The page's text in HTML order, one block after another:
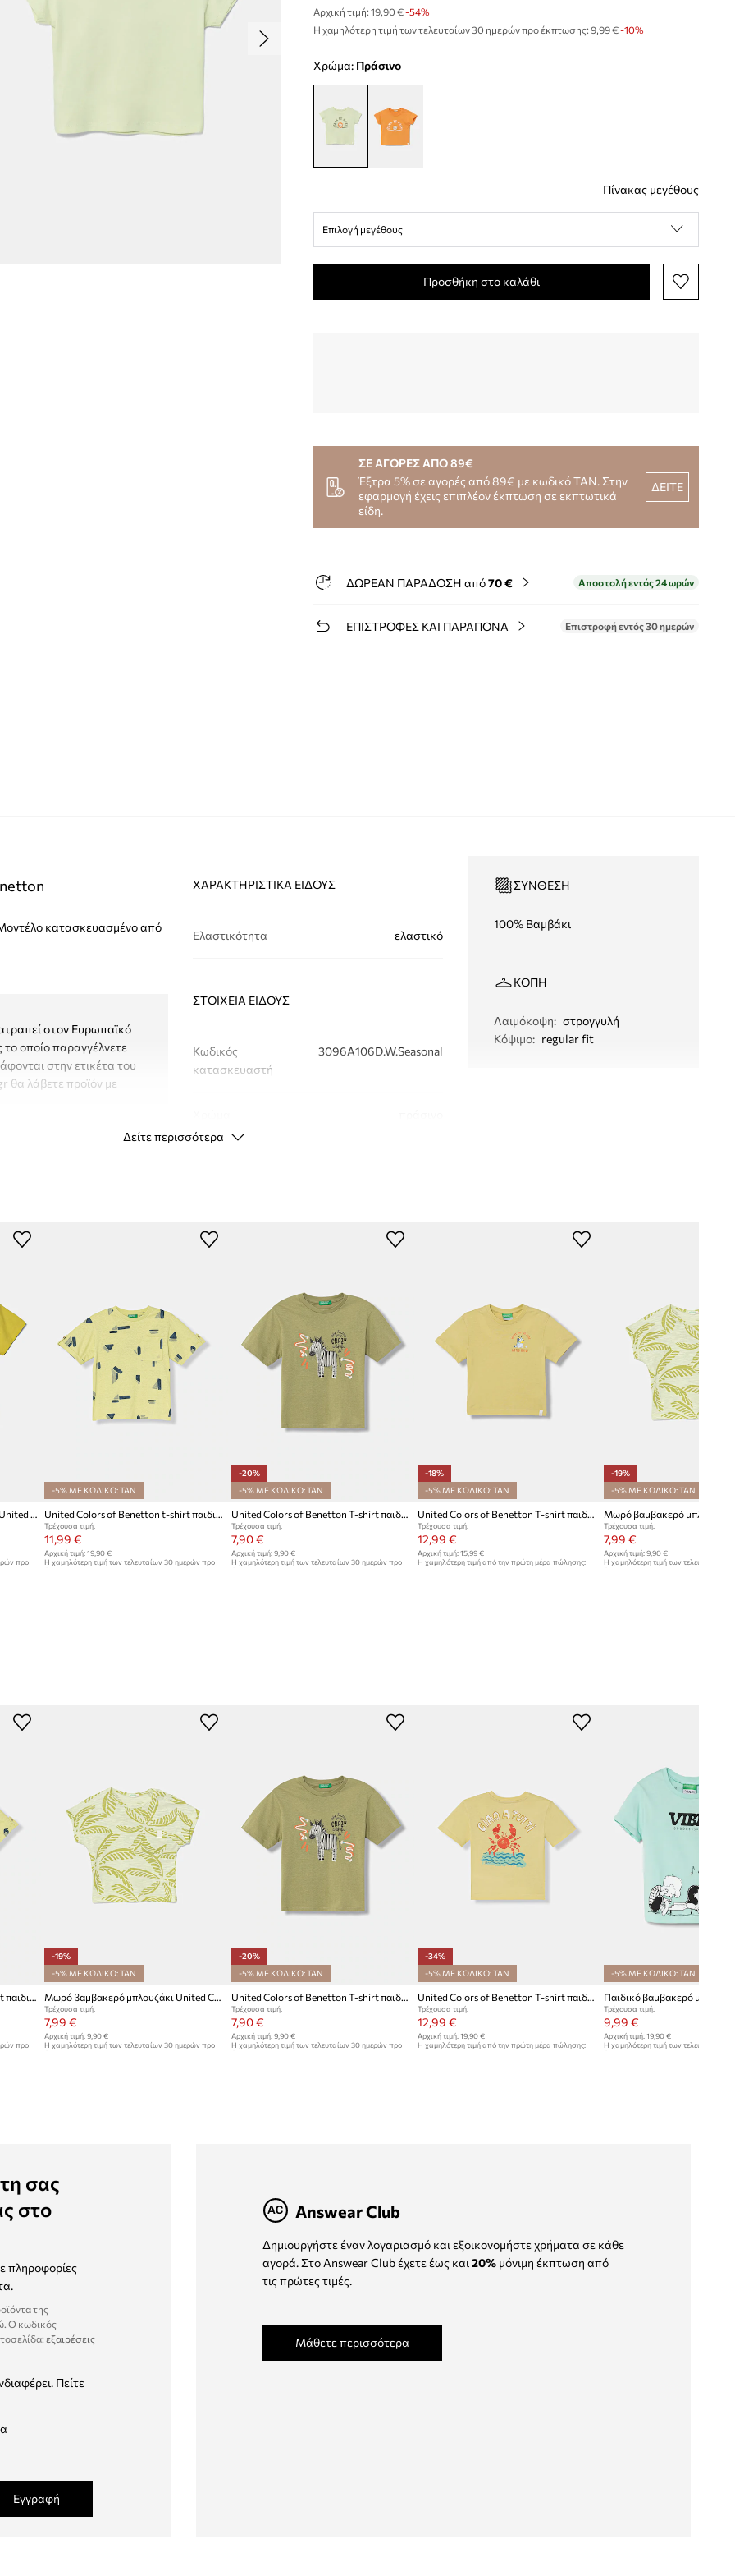
Αρχική τιμή: 19,90 €-54%
Η χαμηλότερη τιμή των τελευταίων 30 ημερών προ έκπτωσης: 9,99 € -10%
Χρώμα: πράσινο
Πίνακας μεγέθους
Επιλογή μεγέθους
Προσθήκη στο καλάθι
ΣΕ ΑΓΟΡΕΣ ΑΠΟ 89€
Έξτρα 5% σε αγορές από 89€ με κωδικό TAN. Στην
εφαρμογή έχεις επιπλέον έκπτωση σε εκπτωτικά
είδη.
ΔΕΙΤΕ
ΔΩΡΕΑΝ ΠΑΡΑΔΟΣΗ από70 € Αποστολή εντός 24 ωρών
ΕΠΙΣΤΡΟΦΕΣ ΚΑΙ ΠΑΡΑΠΟΝΑ Επιστροφή εντός 30 ημερών
κατασκευασμένο από
στον Ευρωπαϊκό
οποίο παραγγέλνετε
στην ετικέτα του
θα λάβετε προϊόν με
χημικές ουσίες (όπως
ΧΑΡΑΚΤΗΡΙΣΤΙΚΆ ΕΊΔΟΥΣ
Ελαστικότητα ελαστικό
ΣΤΟΙΧΕΊΑ ΕΊΔΟΥΣ
Κωδικός
κατασκευαστή
3096A106D.W.Seasonal
ΣΎΝΘΕΣΗ
100% Βαμβάκι
ΚΟΠΉ
Λαιμόκοψη: στρογγυλή
Κόψιμο: regular fit
Δείτε περισσότερα
Παιδικό βαμβακερό μπλουζάκι United Colors of Benetton
προ
-5% ΜΕ ΚΩΔΙΚΟ: TAN
United Colors of Benetton t-shirt παιδικό με βαμβάκι
Τρέχουσα τιμή:
11,99 €
Αρχική τιμή: 19,90 €
Η χαμηλότερη τιμή των τελευταίων 30 ημερών προ
-20%
-5% ΜΕ ΚΩΔΙΚΟ: TAN
United Colors of Benetton T-shirt παιδικό βαμβακερό
Τρέχουσα τιμή:
7,90 €
Αρχική τιμή: 9,90 €
Η χαμηλότερη τιμή των τελευταίων 30 ημερών προ
-18%
-5% ΜΕ ΚΩΔΙΚΟ: TAN
United Colors of Benetton T-shirt παιδικό βαμβακερό
Τρέχουσα τιμή:
12,99 €
Αρχική τιμή:15,99 €
Η χαμηλότερη τιμή από την πρώτη μέρα πώλησης:
-19%
-5% ΜΕ ΚΩΔΙΚΟ: TAN
Τρέχουσα τιμή:
7,99 €
Αρχική τιμή: 9,90 €
Η χαμηλότερη τιμή των τελευταίων
προ
-19%
-5% ΜΕ ΚΩΔΙΚΟ: TAN
Τρέχουσα τιμή:
7,99 €
Αρχική τιμή: 9,90 €
Η χαμηλότερη τιμή των τελευταίων 30 ημερών προ
-20%
-5% ΜΕ ΚΩΔΙΚΟ: TAN
United Colors of Benetton T-shirt παιδικό βαμβακερό
Τρέχουσα τιμή:
7,90 €
Αρχική τιμή: 9,90 €
Η χαμηλότερη τιμή των τελευταίων 30 ημερών προ
-34%
-5% ΜΕ ΚΩΔΙΚΟ: TAN
United Colors of Benetton T-shirt παιδικό βαμβακερό
Τρέχουσα τιμή:
12,99 €
Αρχική τιμή:19,90 €
Η χαμηλότερη τιμή από την πρώτη μέρα πώλησης:
-5% ΜΕ ΚΩΔΙΚΟ: TAN
Τρέχουσα τιμή:
9,99 €
Αρχική τιμή: 19,90 €
Η χαμηλότερη τιμή των τελευταίων
σας
στο
πληροφορίες
της
Ο κωδικός
εξαιρέσεις
Πείτε
Εγγραφή
Answear Club
Δημιουργήστε έναν λογαριασμό και εξοικονομήστε χρήματα σε κάθε
αγορά. Στο Answear Club έχετε έως και 20%μόνιμη έκπτωση από
τις πρώτες τιμές.
Μάθετε περισσότερα